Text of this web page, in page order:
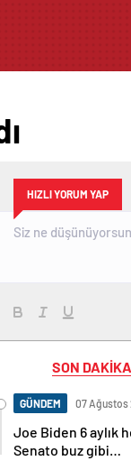
HIZLI YORUM YAP
SON DAKİKA
GÜNDEM 07 Ağustos
Joe Biden 6 aylık
Senato buz gibi…